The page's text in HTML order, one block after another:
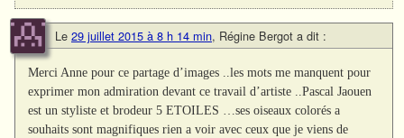
Le 29 juillet 2015 à 8 h 14 min, Régine Bergot a dit :
Merci Anne pour ce partage d’images ..les mots me manquent pour
exprimer mon admiration devant ce travail d’artiste ..Pascal Jaouen
est un styliste et brodeur 5 ETOILES …ses oiseaux colorés a
souhaits sont magnifiques rien a voir avec ceux que je viens de